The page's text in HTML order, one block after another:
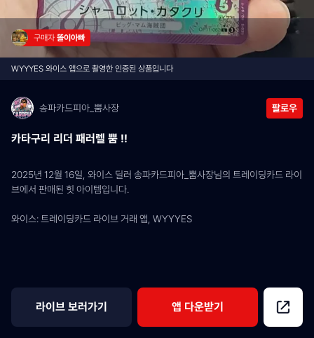
구매자 똘이아빠
WYYYES 와이스 앱으로 촬영한 인증된 상품입니다
송파카드피아_뿜사장 팔로우
카타구리 리더 패러렐 뿜 !!
2025년 12월 16일, 와이스 딜러 송파카드피아_뿜사장님의 트레이딩카드 라이
브에서 판매된 힛 아이템입니다.
와이스: 트레이딩카드 라이브 거래 앱, WYYYES
라이브 보러가기 앱 다운받기